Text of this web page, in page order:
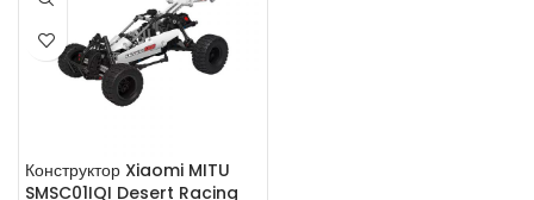
Конструктор Xiaomi MITU
SMSC01IQI Desert Racing